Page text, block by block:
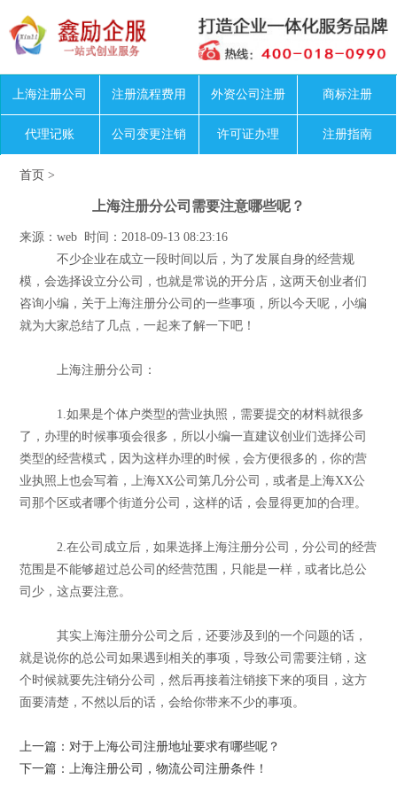
上海注册公司 注册流程费用 外资公司注册 商标注册
代理记账 公司变更注销 许可证办理 注册指南
首页 >
上海注册分公司需要注意哪些呢？
来源：web 时间：2018-09-13 08:23:16
不少企业在成立一段时间以后，为了发展自身的经营规
模，会选择设立分公司，也就是常说的开分店，这两天创业者们
咨询小编，关于上海注册分公司的一些事项，所以今天呢，小编
就为大家总结了几点，一起来了解一下吧！
上海注册分公司：
1.如果是个体户类型的营业执照，需要提交的材料就很多
了，办理的时候事项会很多，所以小编一直建议创业们选择公司
类型的经营模式，因为这样办理的时候，会方便很多的，你的营
业执照上也会写着，上海XX公司第几分公司，或者是上海XX公
司那个区或者哪个街道分公司，这样的话，会显得更加的合理。
2.在公司成立后，如果选择上海注册分公司，分公司的经营
范围是不能够超过总公司的经营范围，只能是一样，或者比总公
司少，这点要注意。
其实上海注册分公司之后，还要涉及到的一个问题的话，
就是说你的总公司如果遇到相关的事项，导致公司需要注销，这
个时候就要先注销分公司，然后再接着注销接下来的项目，这方
面要清楚，不然以后的话，会给你带来不少的事项。
上一篇：对于上海公司注册地址要求有哪些呢？
下一篇：上海注册公司，物流公司注册条件！